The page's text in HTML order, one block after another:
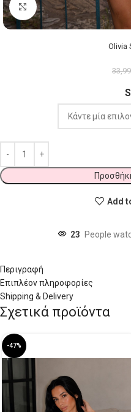
Click to enlarge
Olivia
Add
23 People
Περιγραφή
Επιπλέον πληροφορίες
Shipping & Delivery
Σχετικά προϊόντα
-47%